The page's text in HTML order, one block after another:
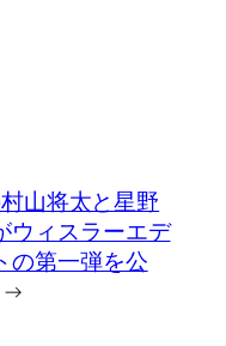
村山将太と星野
ウィスラーエデ
の第一弾を公
→